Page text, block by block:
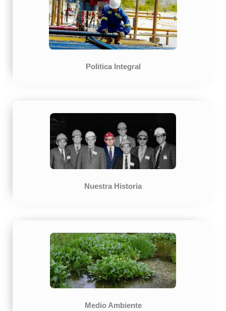
Politica Integral
Nuestra Historia
Medio Ambiente